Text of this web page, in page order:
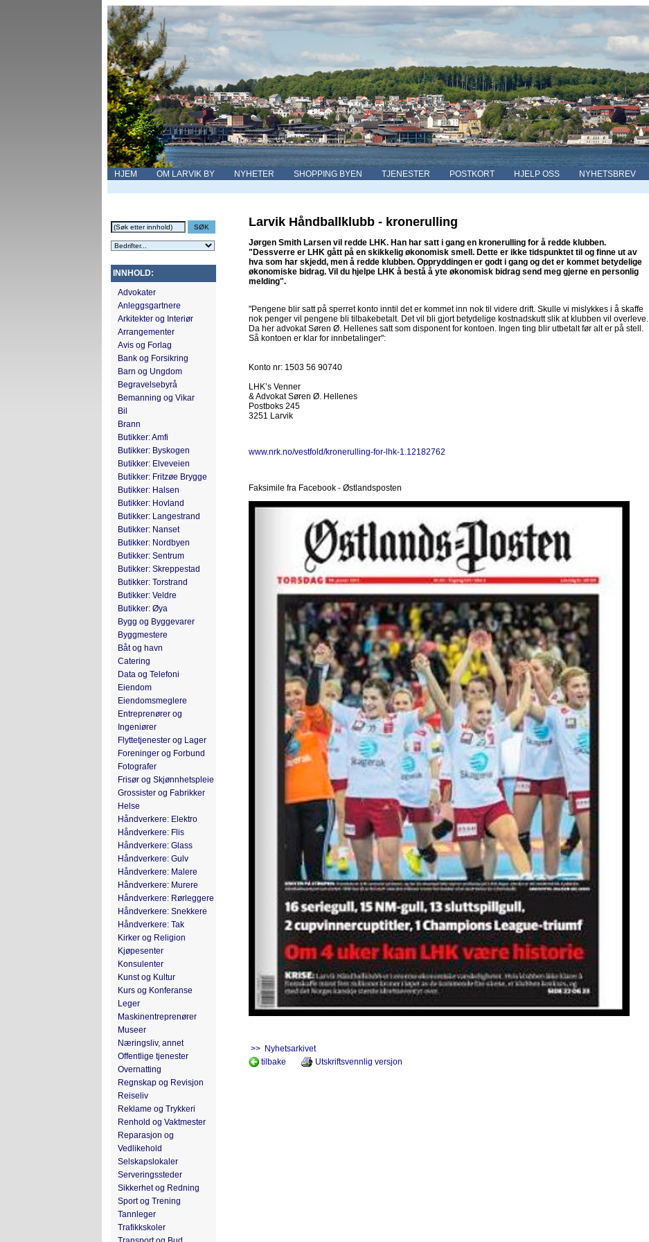
HJEM OM LARVIK BY NYHETER SHOPPING BYEN TJENESTER POSTKORT HJELP OSS NYHETSBREV
INNHOLD:
Advokater
Anleggsgartnere
Arkitekter og Interiør
Arrangementer
Avis og Forlag
Bank og Forsikring
Barn og Ungdom
Begravelsebyrå
Bemanning og Vikar
Bil
Brann
Butikker: Amfi
Butikker: Byskogen
Butikker: Elveveien
Butikker: Fritzøe Brygge
Butikker: Halsen
Butikker: Hovland
Butikker: Langestrand
Butikker: Nanset
Butikker: Nordbyen
Butikker: Sentrum
Butikker: Skreppestad
Butikker: Torstrand
Butikker: Veldre
Butikker: Øya
Bygg og Byggevarer
Byggmestere
Båt og havn
Catering
Data og Telefoni
Eiendom
Eiendomsmeglere
Entreprenører og
Ingeniører
Flyttetjenester og Lager
Foreninger og Forbund
Fotografer
Frisør og Skjønnhetspleie
Grossister og Fabrikker
Helse
Håndverkere: Elektro
Håndverkere: Flis
Håndverkere: Glass
Håndverkere: Gulv
Håndverkere: Malere
Håndverkere: Murere
Håndverkere: Rørleggere
Håndverkere: Snekkere
Håndverkere: Tak
Kirker og Religion
Kjøpesenter
Konsulenter
Kunst og Kultur
Kurs og Konferanse
Leger
Maskinentreprenører
Museer
Næringsliv, annet
Offentlige tjenester
Overnatting
Regnskap og Revisjon
Reiseliv
Reklame og Trykkeri
Renhold og Vaktmester
Reparasjon og
Vedlikehold
Selskapslokaler
Serveringssteder
Sikkerhet og Redning
Sport og Trening
Tannleger
Trafikkskoler
Larvik Håndballklubb - kronerulling
Jørgen Smith Larsen vil redde LHK. Han har satt i gang en kronerulling for å redde klubben.
"Dessverre er LHK gått på en skikkelig økonomisk smell. Dette er ikke tidspunktet til og finne ut av
hva som har skjedd, men å redde klubben. Oppryddingen er godt i gang og det er kommet betydelige
økonomiske bidrag. Vil du hjelpe LHK å bestå å yte økonomisk bidrag send meg gjerne en personlig
melding".
"Pengene blir satt på sperret konto inntil det er kommet inn nok til videre drift. Skulle vi mislykkes i å skaffe
nok penger vil pengene bli tilbakebetalt. Det vil bli gjort betydelige kostnadskutt slik at klubben vil overleve.
Da her advokat Søren Ø. Hellenes satt som disponent for kontoen. Ingen ting blir utbetalt før alt er på stell.
Så kontoen er klar for innbetalinger":
Konto nr: 1503 56 90740
LHK’s Venner
& Advokat Søren Ø. Hellenes
Postboks 245
3251 Larvik
www.nrk.no/vestfold/kronerulling-for-lhk-1.12182762
Faksimile fra Facebook - Østlandsposten
>> Nyhetsarkivet
tilbake
Utskriftsvennlig versjon